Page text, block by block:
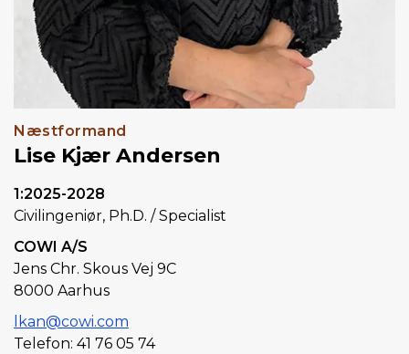
Næstformand
Lise Kjær Andersen
1:2025-2028
Civilingeniør, Ph.D. / Specialist
COWI A/S
Jens Chr. Skous Vej 9C
8000 Aarhus
lkan@cowi.com
Telefon: 41 76 05 74